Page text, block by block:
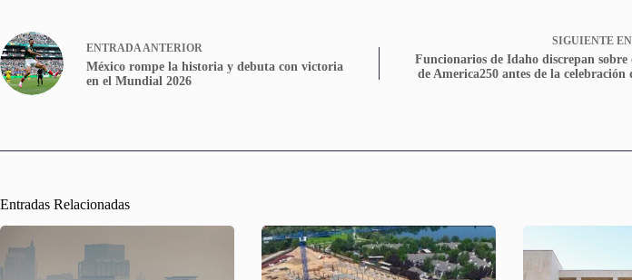
ENTRADA ANTERIOR
México rompe la historia y debuta con victoria
en el Mundial 2026
SIGUIENTE
Funcionarios de Idaho discrepan sobre
de America250 antes de la celebración
Entradas Relacionadas